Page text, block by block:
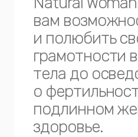
вам
и полюбить
грамотности
тела до
о
подлинном
здоровье.